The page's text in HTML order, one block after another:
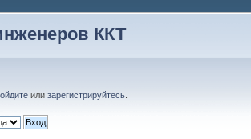
ККТ
или зарегистрируйтесь.